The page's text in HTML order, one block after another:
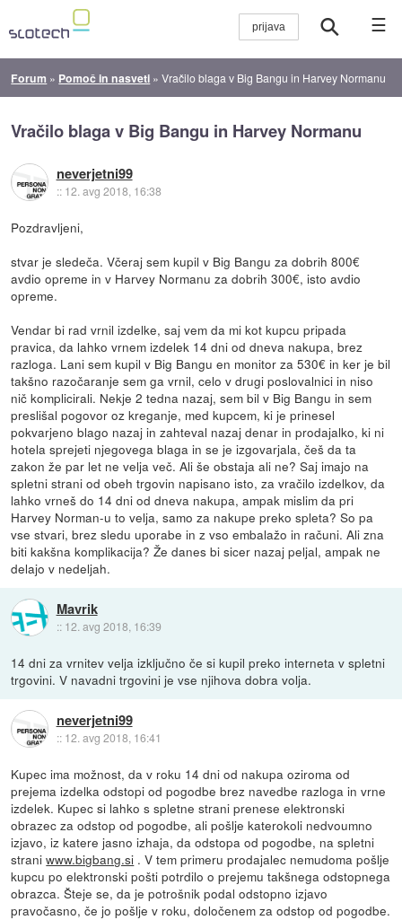
☰
Forum » Pomoč in nasveti »Vračilo blaga v Big Bangu in Harvey Normanu
Vračilo blaga v Big Bangu in Harvey Normanu
neverjetni99
:: 12. avg 2018, 16:38
Pozdravljeni,
stvar je sledeča. Včeraj sem kupil v Big Bangu za dobrih 800€
avdio opreme in v Harvey Normanu za dobrih 300€, isto avdio
opreme.
Vendar bi rad vrnil izdelke, saj vem da mi kot kupcu pripada
pravica, da lahko vrnem izdelek 14 dni od dneva nakupa, brez
razloga. Lani sem kupil v Big Bangu en monitor za 530€ in ker je bil
takšno razočaranje sem ga vrnil, celo v drugi poslovalnici in niso
nič komplicirali. Nekje 2 tedna nazaj, sem bil v Big Bangu in sem
preslišal pogovor oz kreganje, med kupcem, ki je prinesel
pokvarjeno blago nazaj in zahteval nazaj denar in prodajalko, ki ni
hotela sprejeti njegovega blaga in se je izgovarjala, češ da ta
zakon že par let ne velja več. Ali še obstaja ali ne? Saj imajo na
spletni strani od obeh trgovin napisano isto, za vračilo izdelkov, da
lahko vrneš do 14 dni od dneva nakupa, ampak mislim da pri
Harvey Norman-u to velja, samo za nakupe preko spleta? So pa
vse stvari, brez sledu uporabe in z vso embalažo in računi. Ali zna
biti kakšna komplikacija? Že danes bi sicer nazaj peljal, ampak ne
delajo v nedeljah.
Mavrik
:: 12. avg 2018, 16:39
14 dni za vrnitev velja izključno če si kupil preko interneta v spletni
trgovini. V navadni trgovini je vse njihova dobra volja.
neverjetni99
:: 12. avg 2018, 16:41
Kupec ima možnost, da v roku 14 dni od nakupa oziroma od
prejema izdelka odstopi od pogodbe brez navedbe razloga in vrne
izdelek. Kupec si lahko s spletne strani prenese elektronski
obrazec za odstop od pogodbe, ali pošlje katerokoli nedvoumno
izjavo, iz katere jasno izhaja, da odstopa od pogodbe, na spletni
straniwww.bigbang.si . V tem primeru prodajalec nemudoma pošlje
kupcu po elektronski pošti potrdilo o prejemu takšnega odstopnega
obrazca. Šteje se, da je potrošnik podal odstopno izjavo
pravočasno, če jo pošlje v roku, določenem za odstop od pogodbe.